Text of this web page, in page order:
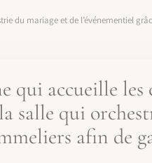
du mariage et de l’événementiel
qui accueille
salle qui
afin de